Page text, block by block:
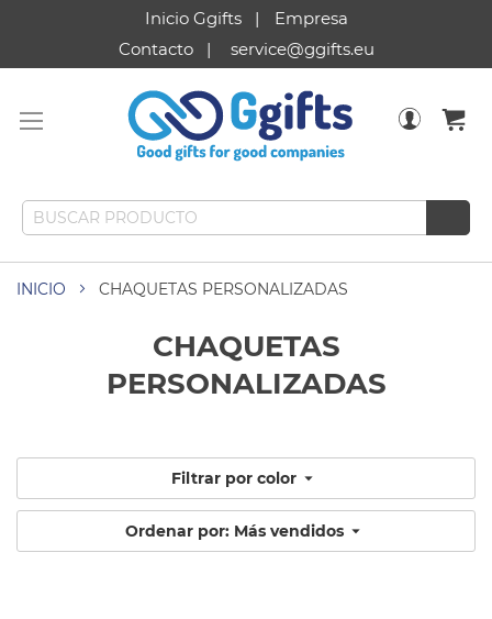
Inicio Ggifts
Empresa
Contacto
service@ggifts.eu
INICIO CHAQUETAS PERSONALIZADAS
CHAQUETAS
PERSONALIZADAS
Filtrar por color
Ordenar por: Más vendidos